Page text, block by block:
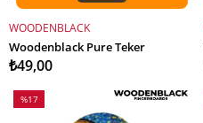
SEPETE EKLE
WOODENBLACK
Woodenblack Pure Teker
₺49,00
%17